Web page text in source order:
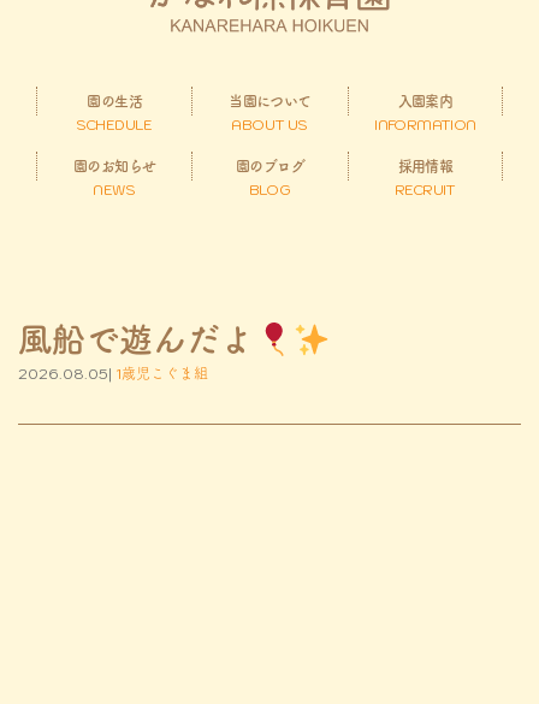
園の生活
SCHEDULE
当園について
ABOUT US
入園案内
INFORMATION
園のお知らせ
NEWS
園のブログ
BLOG
採用情報
RECRUIT
風船で遊んだよ
2026.08.05| 1歳児こぐま組